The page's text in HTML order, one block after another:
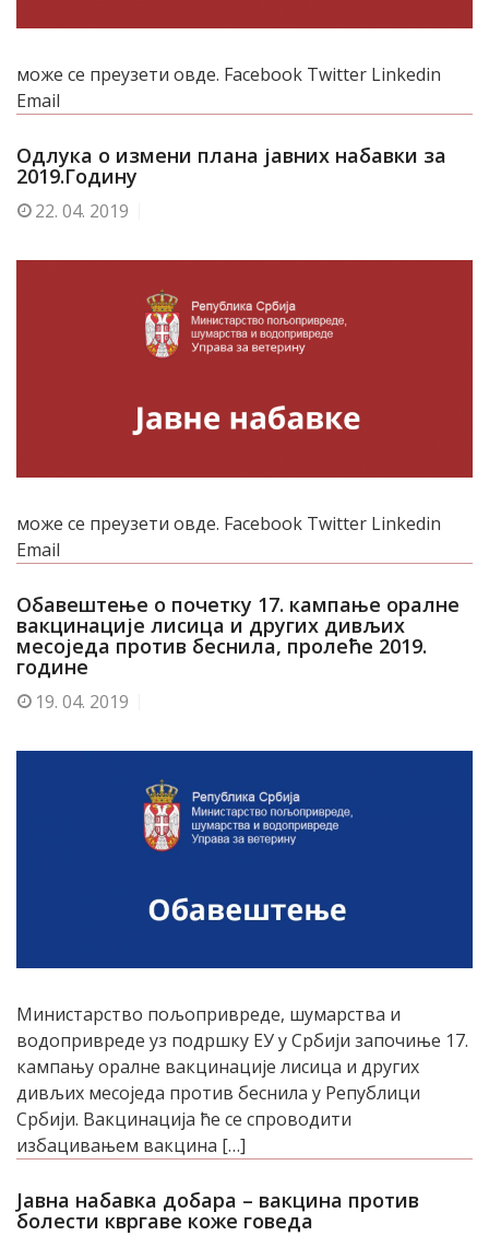
може се преузети овде. Facebook Twitter Linkedin
Email
Одлука о измени плана јавних набавки за
2019.Годину
22. 04. 2019
може се преузети овде. Facebook Twitter Linkedin
Email
Обавештење о почетку 17. кампање оралне
вакцинације лисица и других дивљих
месоједа против беснила, пролеће 2019.
године
19. 04. 2019
Министарство пољопривреде, шумарства и
водопривреде уз подршку ЕУ у Србији започиње 17.
кампању оралне вакцинације лисица и других
дивљих месоједа против беснила у Републици
Србији. Вакцинација ће се спроводити
избацивањем вакцина […]
Јавна набавка добара – вакцина против
болести квргаве коже говеда